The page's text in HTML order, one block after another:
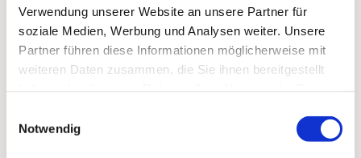
Verwendung unserer Website an unsere Partner für
soziale Medien, Werbung und Analysen weiter. Unsere
Partner führen diese Informationen möglicherweise mit
weiteren Daten zusammen, die Sie ihnen bereitgestellt
Notwendig